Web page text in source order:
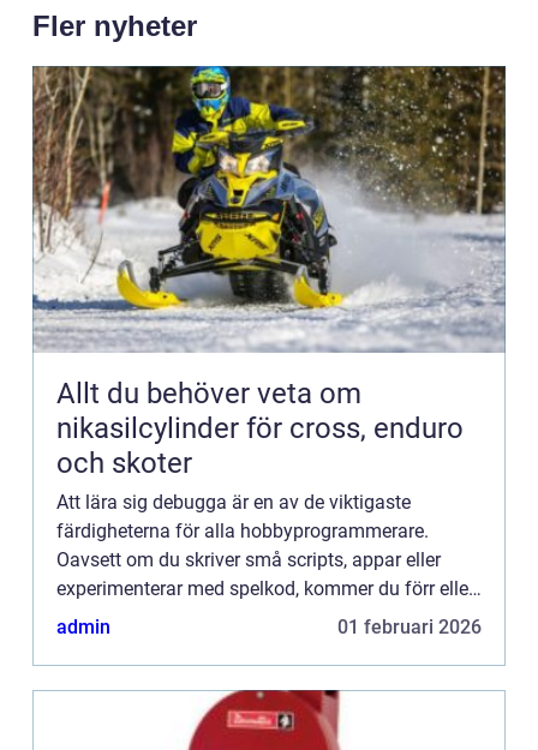
Fler nyheter
Allt du behöver veta om
nikasilcylinder för cross, enduro
och skoter
Att lära sig debugga är en av de viktigaste
färdigheterna för alla hobbyprogrammerare.
Oavsett om du skriver små scripts, appar eller
experimenterar med spelkod, kommer du förr eller
senare stöta på buggar so...
admin 01 februari 2026